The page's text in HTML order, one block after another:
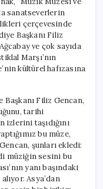
Ağcabay
Koleksiyonu
Açıldı
için
sanatseverlerin
çerçevesinde
Başkanı Filiz
ve çok sayıda
Marşı’nın
kültürel hafızasına
Başkanı Filiz Gencan,
tarihi
izlerini taşıdığını
bu müze,
şunları ekledi:
müziğin sesini bu
yanı başındaki
Asya’dan